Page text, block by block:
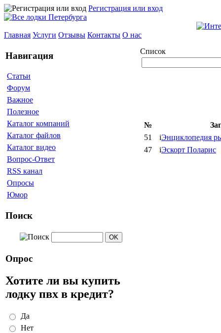
Регистрация или вход
Главная Услуги Отзывы Контакты О нас
Навигация
Статьи
Форум
Важное
Полезное
Каталог компаний
Каталог файлов
Каталог видео
Вопрос-Ответ
RSS канал
Опросы
Юмор
Поиск
Опрос
Хотите ли вы купить
лодку пвх в кредит?
Да
Нет
Список
№
51
iЭнциклопедия
47
iЭскорт Поларис